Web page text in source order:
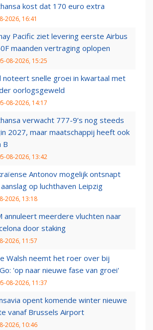
kost dat 170 euro extra
2026, 16:41
Pacific ziet levering eerste Airbus
maanden vertraging oplopen
08-2026, 15:25
noteert snelle groei in kwartaal met
oorlogsgeweld
08-2026, 14:17
verwacht 777-9’s nog steeds
2027, maar maatschappij heeft ook
B
08-2026, 13:42
Antonov mogelijk ontsnapt
op luchthaven Leipzig
2026, 13:18
annuleert meerdere vluchten naar
door staking
2026, 11:57
Walsh neemt het roer over bij
'op naar nieuwe fase van groei'
08-2026, 11:37
opent komende winter nieuwe
vanaf Brussels Airport
2026, 10:46